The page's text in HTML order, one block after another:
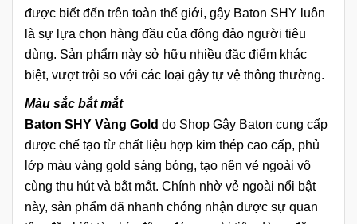
được biết đến trên toàn thế giới, gậy Baton SHY luôn
là sự lựa chọn hàng đầu của đông đảo người tiêu
dùng. Sản phẩm này sở hữu nhiều đặc điểm khác
biệt, vượt trội so với các loại gậy tự vệ thông thường.
Màu sắc bắt mắt
Baton SHY Vàng Gold do Shop Gậy Baton cung cấp
được chế tạo từ chất liệu hợp kim thép cao cấp, phủ
lớp màu vàng gold sáng bóng, tạo nên vẻ ngoài vô
cùng thu hút và bắt mắt. Chính nhờ vẻ ngoài nổi bật
này, sản phẩm đã nhanh chóng nhận được sự quan